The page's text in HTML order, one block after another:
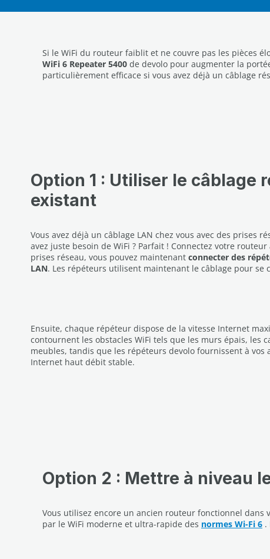
Si le WiFi du routeur faiblit et ne couvre pas les pièces
WiFi 6 Repeater 5400 de devolo pour augmenter la
particulièrement efficace si vous avez déjà un câblage
Option 1 : Utiliser le câblage
existant
Vous avez déjà un câblage LAN chez vous avec des prises
avez juste besoin de WiFi ? Parfait ! Connectez votre
prises réseau, vous pouvez maintenant connecter des
LAN. Les répéteurs utilisent maintenant le câblage pour se
Ensuite, chaque répéteur dispose de la vitesse Internet
contournent les obstacles WiFi tels que les murs épais, les
meubles, tandis que les répéteurs devolo fournissent à vos
Internet haut débit stable.
Option 2 : Mettre à niveau
Vous utilisez encore un ancien routeur fonctionnel
par le WiFi moderne et ultra-rapide des normes Wi-Fi 6 .